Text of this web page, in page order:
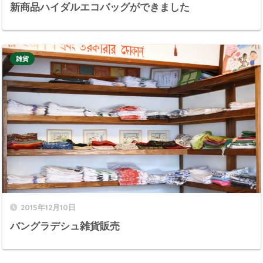
新商品ハイダルエコバッグができました
2015年12月10日
バングラデシュ雑貨販売
雑貨